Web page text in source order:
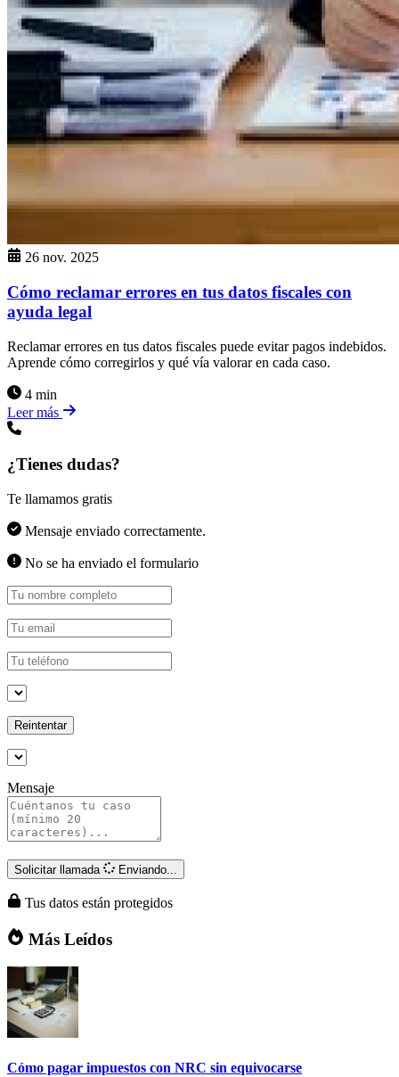
26 nov. 2025
Cómo reclamar errores en tus datos fiscales con
ayuda legal
Reclamar errores en tus datos fiscales puede evitar pagos indebidos.
Aprende cómo corregirlos y qué vía valorar en cada caso.
4 min
Leer más
¿Tienes dudas?
Te llamamos gratis
Mensaje enviado correctamente.
No se ha enviado el formulario
Reintentar
Mensaje
Solicitar llamada Enviando...
Tus datos están protegidos
Más Leídos
Cómo pagar impuestos con NRC sin equivocarse